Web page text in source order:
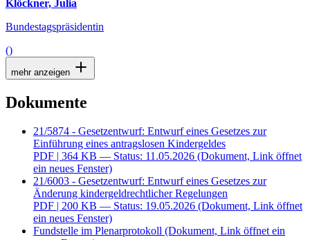
Klöckner, Julia
Bundestagspräsidentin
()
mehr anzeigen
Dokumente
21/5874 - Gesetzentwurf: Entwurf eines Gesetzes zur
Einführung eines antragslosen Kindergeldes
PDF | 364 KB — Status: 11.05.2026 (Dokument, Link öffnet
ein neues Fenster)
21/6003 - Gesetzentwurf: Entwurf eines Gesetzes zur
Änderung kindergeldrechtlicher Regelungen
PDF | 200 KB — Status: 19.05.2026 (Dokument, Link öffnet
ein neues Fenster)
Fundstelle im Plenarprotokoll (Dokument, Link öffnet ein